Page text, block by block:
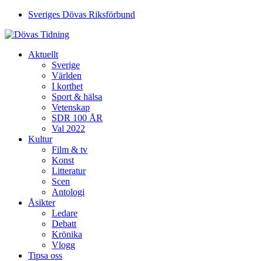
Sveriges Dövas Riksförbund
Aktuellt
Sverige
Världen
I korthet
Sport & hälsa
Vetenskap
SDR 100 ÅR
Val 2022
Kultur
Film & tv
Konst
Litteratur
Scen
Antologi
Åsikter
Ledare
Debatt
Krönika
Vlogg
Tipsa oss